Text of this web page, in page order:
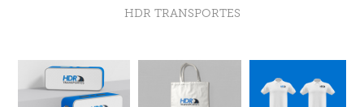
HDR TRANSPORTES